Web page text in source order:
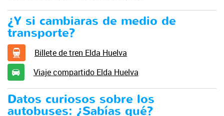
¿Y si cambiaras de medio de
transporte?
Billete de tren Elda Huelva
Viaje compartido Elda Huelva
Datos curiosos sobre los
autobuses: ¿Sabías qué?